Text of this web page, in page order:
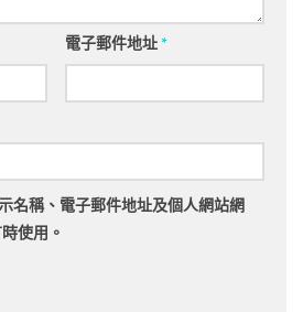
電子郵件地址*
名稱、電子郵件地址及個人網站網
使用。